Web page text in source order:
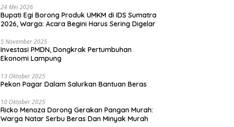
24 Mei 2026
Bupati Egi Borong Produk UMKM di IDS Sumatra
2026, Warga: Acara Begini Harus Sering Digelar
5 November 2025
Investasi PMDN, Dongkrak Pertumbuhan
Ekonomi Lampung
13 Oktober 2025
Pekon Pagar Dalam Salurkan Bantuan Beras
10 Oktober 2025
Ricko Menoza Dorong Gerakan Pangan Murah:
Warga Natar Serbu Beras Dan Minyak Murah